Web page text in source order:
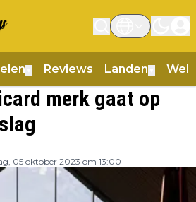
Reviews Landen
merk gaat op
05 oktober 2023 om 13:00